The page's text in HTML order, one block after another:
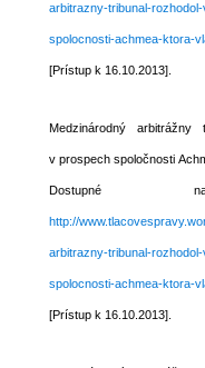
arbitrazny-tribunal-
spolocnosti-achmea-ktora-
[Prístup k
Medzinárodný
v prospech spoločnosti
http://
arbitrazny-tribunal-
spolocnosti-achmea-ktora-
[Prístup k